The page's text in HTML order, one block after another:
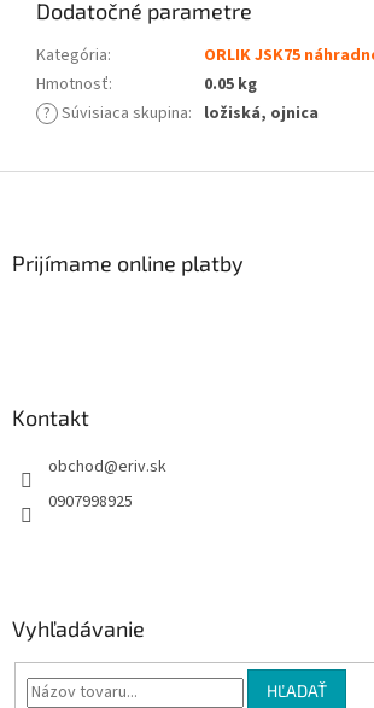
Dodatočné parametre
Kategória:
ORLIK JSK75
Hmotnosť:
0.05 kg
? Súvisiaca skupina: ložiská, ojnica
Prijímame online platby
Kontakt
obchod@eriv.sk
0907998925
Vyhľadávanie
HĽADAŤ